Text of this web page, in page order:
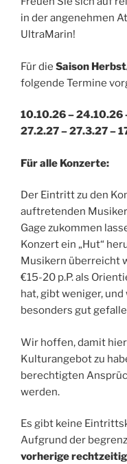
in der angenehmen
UltraMarin!
Für die Saison
folgende Termine
10.10.26 – 24.10.26
27.2.27 – 27.3.27 –
Für alle Konzerte:
Der Eintritt zu den
auftretenden
Gage zukommen
Konzert ein „Hut“
Musikern überreicht
€15-20 p.P. als
hat, gibt weniger,
besonders gut
Wir hoffen, damit
Kulturangebot zu
berechtigten
werden.
Es gibt keine
Aufgrund der
vorherige